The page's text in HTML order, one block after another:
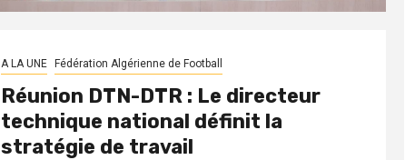
A LA UNE Fédération Algérienne de Football
Réunion DTN-DTR : Le directeur
technique national définit la
stratégie de travail